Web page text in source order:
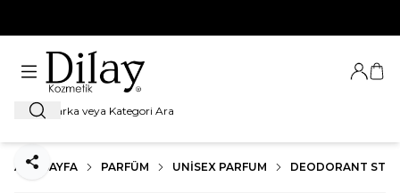
Ara
Giriş
ANA SAYFA PARFÜM UNISEX PARFUM DEODORANT
Paylaş